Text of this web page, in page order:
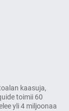
kaasuja,
toimii 60
yli 4 miljoonaa